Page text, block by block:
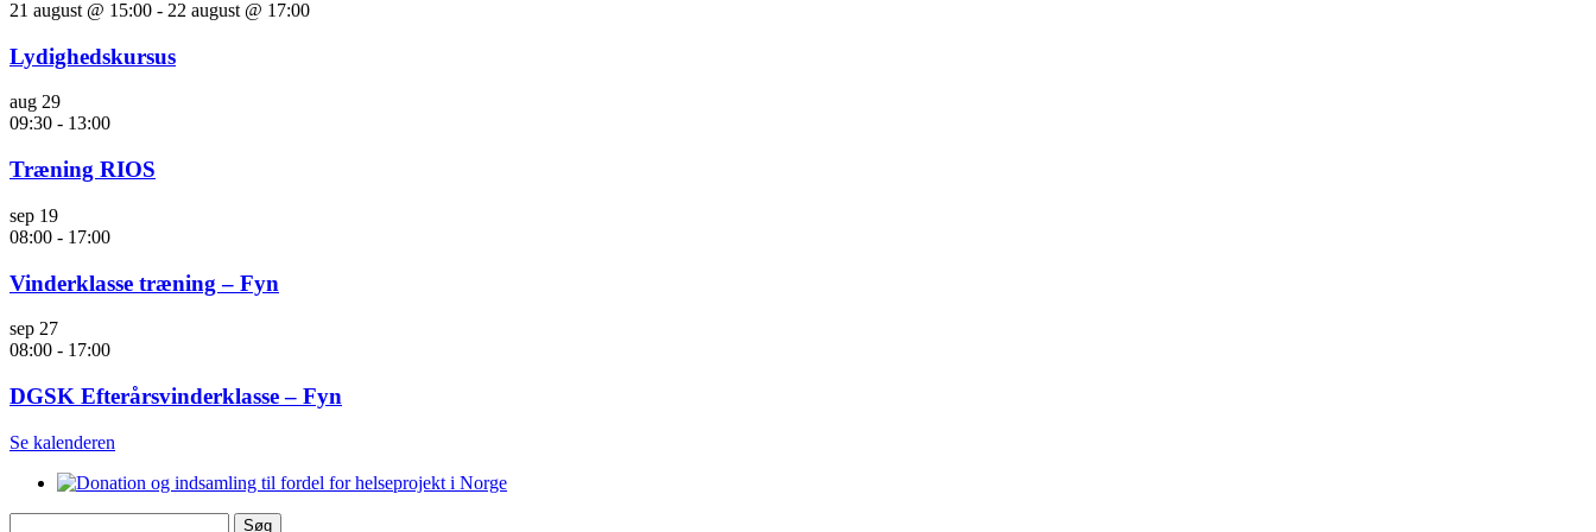
21 august @ 15:00 - 22 august @ 17:00
Lydighedskursus
aug 29
09:30 - 13:00
Træning RIOS
sep 19
08:00 - 17:00
Vinderklasse træning – Fyn
sep 27
08:00 - 17:00
DGSK Efterårsvinderklasse – Fyn
Se kalenderen